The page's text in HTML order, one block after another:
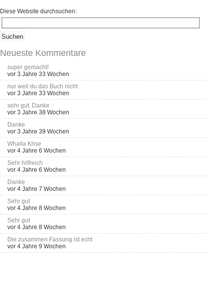
Diese Website durchsuchen:
Neueste Kommentare
super gemacht!
vor 3 Jahre 33 Wochen
nur weil du das Buch nicht
vor 3 Jahre 33 Wochen
sehr gut. Danke
vor 3 Jahre 38 Wochen
Danke
vor 3 Jahre 39 Wochen
Whalla Krise
vor 4 Jahre 6 Wochen
Sehr hilfreich
vor 4 Jahre 6 Wochen
Danke
vor 4 Jahre 7 Wochen
Sehr gut
vor 4 Jahre 8 Wochen
Sehr gut
vor 4 Jahre 8 Wochen
Die zusammen Fassung ist echt
vor 4 Jahre 9 Wochen